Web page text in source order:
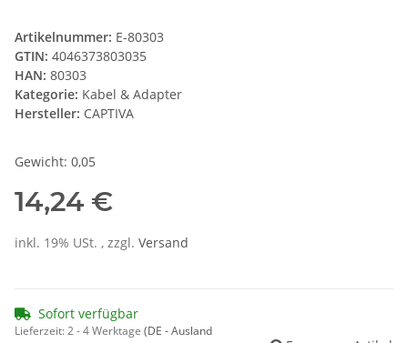
Artikelnummer: E-80303
GTIN: 4046373803035
HAN: 80303
Kategorie: Kabel & Adapter
Hersteller: CAPTIVA
Gewicht: 0,05
14,24 €
inkl. 19% USt. , zzgl. Versand
Sofort verfügbar
Lieferzeit:2 - 4 Werktage (DE - Ausland